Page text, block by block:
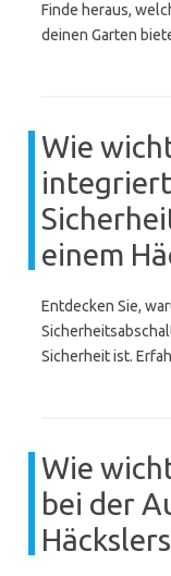
Finde heraus,
deinen Garten
Wie
einem
Entdecken Sie,
Sicherheit ist.
Wie
bei der